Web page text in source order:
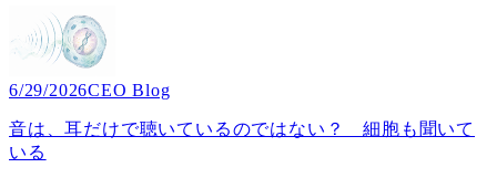
6/29/2026CEO Blog
音は、耳だけで聴いているのではない？ 細胞も聞いて
いる